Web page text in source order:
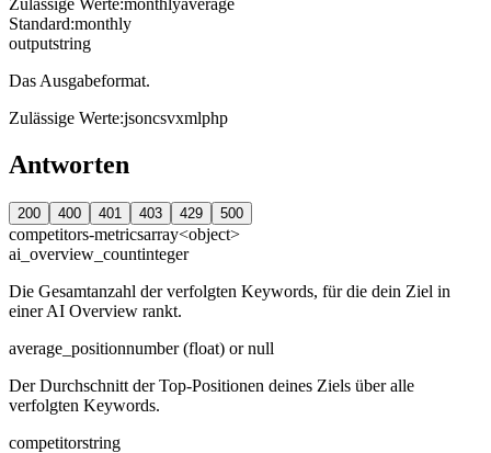
Zulässige Werte:monthlyaverage
Standard:monthly
outputstring
Das Ausgabeformat.
Zulässige Werte:jsoncsvxmlphp
Antworten
200 400 401 403 429 500
competitors-metricsarray<object>
ai_overview_countinteger
Die Gesamtanzahl der verfolgten Keywords, für die dein Ziel in
einer AI Overview rankt.
average_positionnumber (float) or null
Der Durchschnitt der Top-Positionen deines Ziels über alle
verfolgten Keywords.
competitorstring